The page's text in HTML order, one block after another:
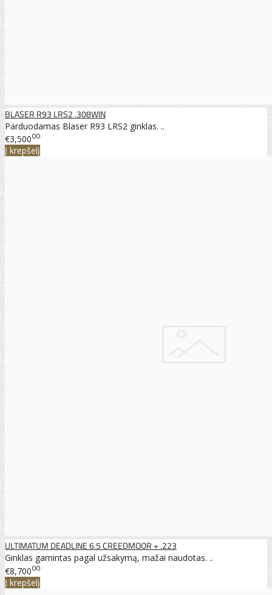
BLASER R93 LRS2 .308WIN
Parduodamas Blaser R93 LRS2 ginklas. ..
€3,50000
Į krepšelį
ULTIMATUM DEADLINE 6.5 CREEDMOOR + .223
Ginklas gamintas pagal užsakymą, mažai naudotas. ..
€8,70000
Į krepšelį